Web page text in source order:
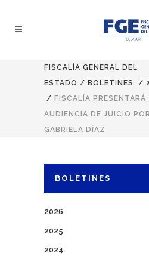
FISCALÍA GENERAL DEL
ESTADO / BOLETINES /
/ FISCALÍA
AUDIENCIA DE JUICIO
GABRIELA DÍAZ
BOLETINES
2026
2025
2024